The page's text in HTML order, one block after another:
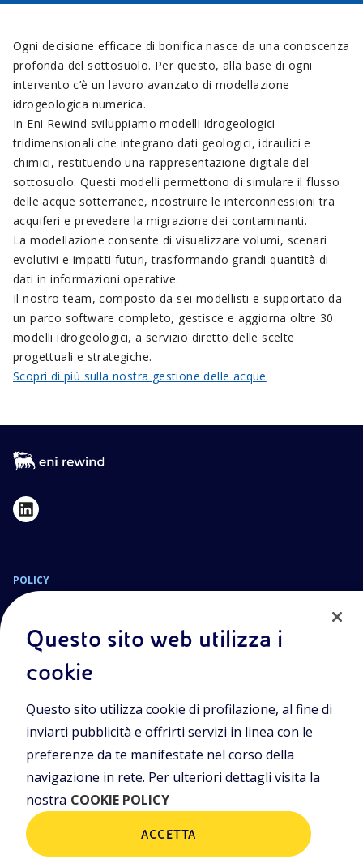
Ogni decisione efficace di bonifica nasce da una conoscenza
profonda del sottosuolo. Per questo, alla base di ogni
intervento c’è un lavoro avanzato di modellazione
idrogeologica numerica.
In Eni Rewind sviluppiamo modelli idrogeologici
tridimensionali che integrano dati geologici, idraulici e
chimici, restituendo una rappresentazione digitale del
sottosuolo. Questi modelli permettono di simulare il flusso
delle acque sotterranee, ricostruire le interconnessioni tra
acquiferi e prevedere la migrazione dei contaminanti.
La modellazione consente di visualizzare volumi, scenari
evolutivi e impatti futuri, trasformando grandi quantità di
dati in informazioni operative.
Il nostro team, composto da sei modellisti e supportato da
un parco software completo, gestisce e aggiorna oltre 30
modelli idrogeologici, a servizio diretto delle scelte
progettuali e strategiche.
Scopri di più sulla nostra gestione delle acque
POLICY
Cookie Policy
Sede Legale
Viale Alcide de Gasperi, 2, 20097 San Donato Milanese (MI)
Capitale sociale deliberato il 15/09/2023
€ 101.755.495,30 i.v.
C. Fiscale e numero d’iscrizione Registro Imprese di Milano-
Monza-Brianza-Lodi n.
09702540155
Questo sito web utilizza i
cookie
Questo sito utilizza cookie di profilazione, al fine di
inviarti pubblicità e offrirti servizi in linea con le
preferenze da te manifestate nel corso della
navigazione in rete. Per ulteriori dettagli visita la
nostra COOKIE POLICY
ACCETTA